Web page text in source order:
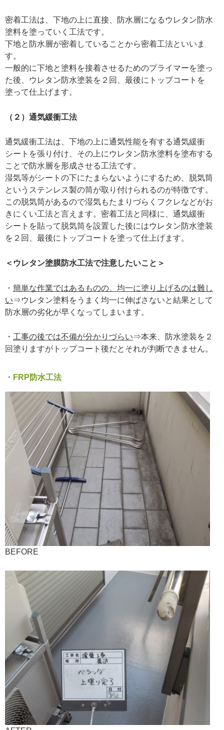
密着工法は、下地の上に直接、防水層になるウレタン防水
塗料を塗っていく工法です。
下地と防水層が密着していることから密着工法といいま
す。
一般的に下地と塗料を接着させるためのプライマーを塗っ
た後、ウレタン防水塗装を２回、最後にトップコートを
塗って仕上げます。
（２）通気緩衝工法
通気緩衝工法は、下地の上に通気性能を有する通気緩衝
シートを張り付け、その上にウレタン防水塗料を塗布する
ことで防水層を形成させる工法です。
湿気等がシートの下にたまらないようにするため、脱気筒
というステンレス製の筒が取り付けられるのが特徴です。
この脱気筒があるので湿気もたまりづらくフクレなどがお
きにくい工法と言えます。密着工法と同様に、通気緩衝
シートを貼って脱気筒を設置した後にはウレタン防水塗装
を２回、最後にトップコートを塗って仕上げます。
＜ウレタン塗膜防水工法で注意したいこと＞
・ 簡単な作業ではあるものの、均一に塗り上げるのは難し
い⇒ウレタン塗料をうまく均一に伸ばさないと結果として
防水層の劣化が早くなってしまいます。
・ 工事の後では不備が分かりづらい⇒本来、防水塗装を２
回塗りますがトップコート後だとそれが判断できません。
・FRP防水工法
BEFORE